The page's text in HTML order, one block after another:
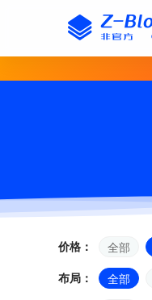
价格： 全部
布局：
全部